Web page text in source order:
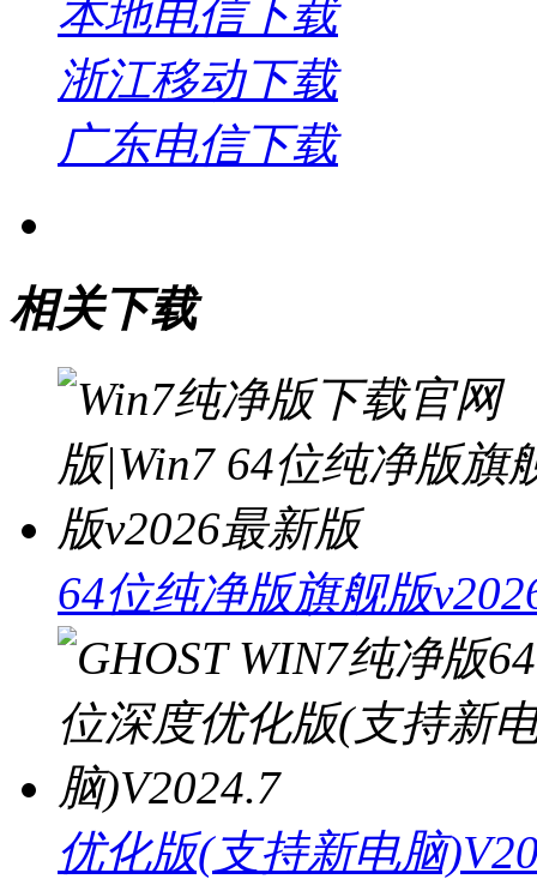
本地电信下载
浙江移动下载
广东电信下载
相关下载
64位纯净版旗舰版
优化版(支持新电脑